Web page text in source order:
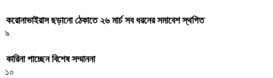
করোনাভাইরাস ছড়ানো ঠেকাতে ২৬ মার্চ সব ধরনের সমাবেশ স্থগিত
৯
কারিনা পাচ্ছেন বিশেষ সম্মাননা
১০